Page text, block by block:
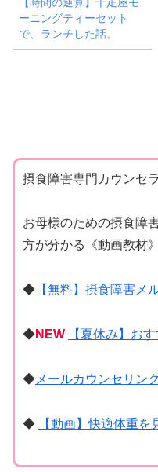
【時間の逆算】千疋屋モ
ーニングティーセット
で、ランチした話。
摂食障害専門カウンセ
お母様のための摂食障
方が分かる《動画教材
◆ 【無料】摂食障害メ
◆NEW 【夏休み】お
◆ メールカウンセリン
◆ 【動画】快適体重を